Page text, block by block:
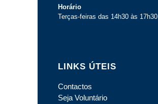
Horário
Terças-feiras das 14h30 às 17h30
LINKS ÚTEIS
Contactos
Seja Voluntário